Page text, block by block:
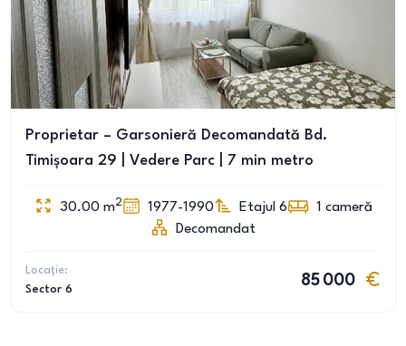
Proprietar – Garsonieră Decomandată Bd.
Timișoara 29 | Vedere Parc | 7 min metro
30.00 m2 1977-1990 Etajul 6 1 cameră
Decomandat
Locație:
Sector 6
85 000